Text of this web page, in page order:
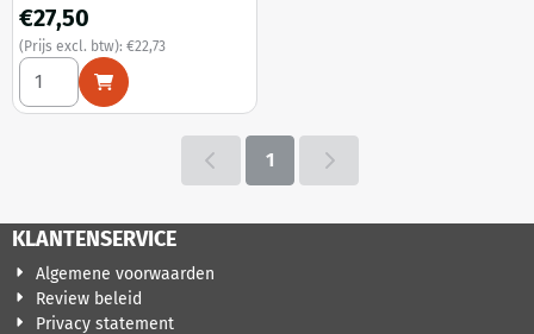
Prijs: 27,50, exclusief btw: 22,73
€27,50
(Prijs excl. btw): €22,73
Aantal kiezen voor Servitude (bloody pulp - crimson red
1
KLANTENSERVICE
Algemene voorwaarden
Review beleid
Privacy statement